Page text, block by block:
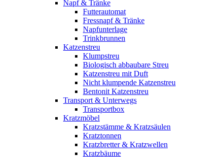
Napf & Tränke
Futterautomat
Fressnapf & Tränke
Napfunterlage
Trinkbrunnen
Katzenstreu
Klumpstreu
Biologisch abbaubare Streu
Katzenstreu mit Duft
Nicht klumpende Katzenstreu
Bentonit Katzenstreu
Transport & Unterwegs
Transportbox
Kratzmöbel
Kratzstämme & Kratzsäulen
Kratztonnen
Kratzbretter & Kratzwellen
Kratzbäume